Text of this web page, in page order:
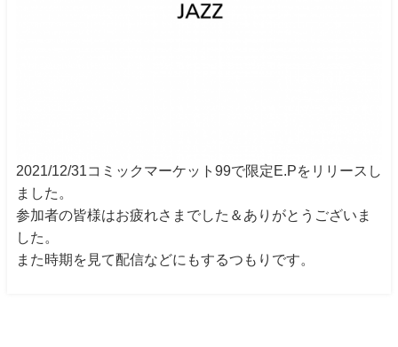
2021/12/31コミックマーケット99で限定E.Pをリリースし
ました。
参加者の皆様はお疲れさまでした＆ありがとうございま
した。
また時期を見て配信などにもするつもりです。